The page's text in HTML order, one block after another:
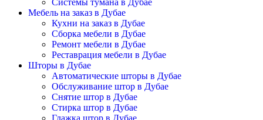
Системы тумана в Дубае
Мебель на заказ в Дубае
Кухни на заказ в Дубае
Сборка мебели в Дубае
Ремонт мебели в Дубае
Реставрация мебели в Дубае
Шторы в Дубае
Автоматические шторы в Дубае
Обслуживание штор в Дубае
Снятие штор в Дубае
Стирка штор в Дубае
Глажка штор в Дубае